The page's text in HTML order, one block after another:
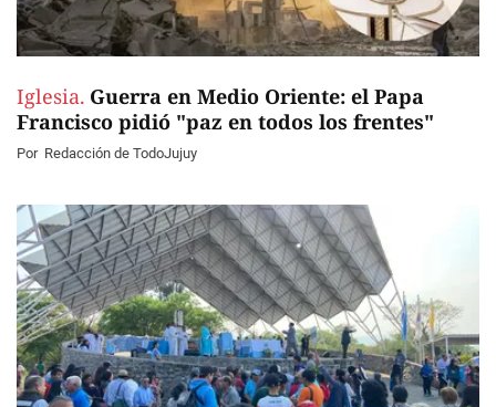
Iglesia. Guerra en Medio Oriente: el Papa
Francisco pidió "paz en todos los frentes"
Por Redacción de TodoJujuy